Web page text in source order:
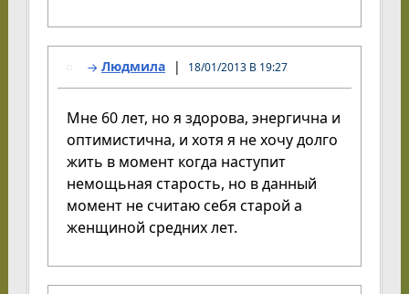
Людмила 18/01/2013 В 19:27
Мне 60 лет, но я здорова, энергична и
оптимистична, и хотя я не хочу долго
жить в момент когда наступит
немощьная старость, но в данный
момент не считаю себя старой а
женщиной средних лет.